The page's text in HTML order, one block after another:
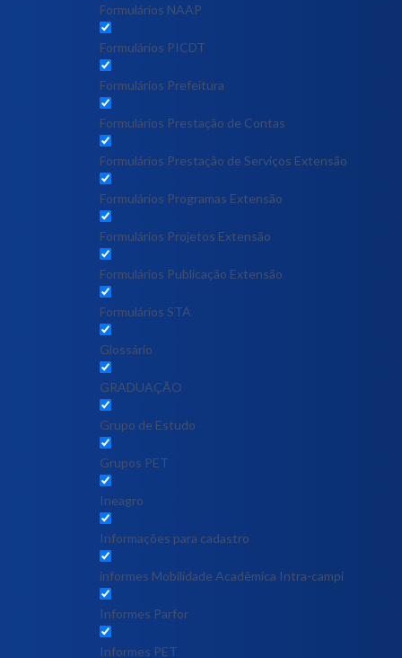
Formulários NAAP
Formulários PICDT
Formulários Prefeitura
Formulários Prestação de Contas
Formulários Prestação de Serviços Extensão
Formulários Programas Extensão
Formulários Projetos Extensão
Formulários Publicação Extensão
Formulários STA
Glossário
GRADUAÇÃO
Grupo de Estudo
Grupos PET
Ineagro
Informações para cadastro
informes Mobilidade Acadêmica Intra-campi
Informes Parfor
Informes PET